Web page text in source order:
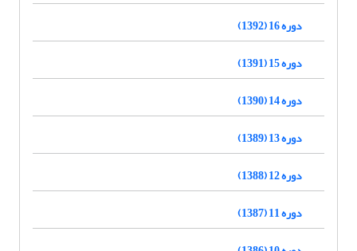
دوره 16 (1392)
دوره 15 (1391)
دوره 14 (1390)
دوره 13 (1389)
دوره 12 (1388)
دوره 11 (1387)